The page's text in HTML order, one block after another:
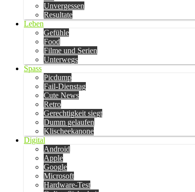
Unvergessen
Resultate
Leben
Gefühle
Food
Filme und Serien
Unterwegs
Spass
Picdump
Fail-Dienstag
Cute News
Retro
Gerechtigkeit siegt
Dumm gelaufen
Klischeekanone
Digital
Android
Apple
Google
Microsoft
Hardware-Test